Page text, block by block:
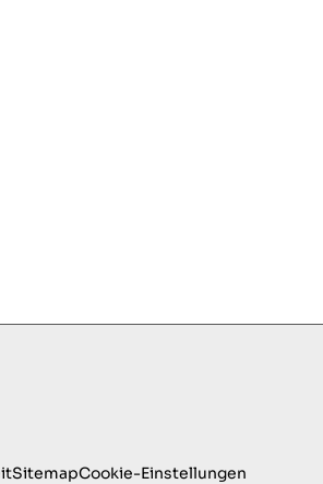
SitemapCookie-Einstellungen